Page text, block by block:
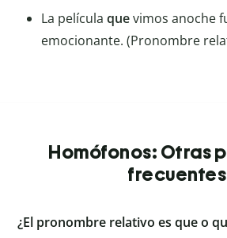
La película quevimos anoche
emocionante. (Pronombre
Homófonos: Otras
frecuentes
¿El pronombre relativo es que o